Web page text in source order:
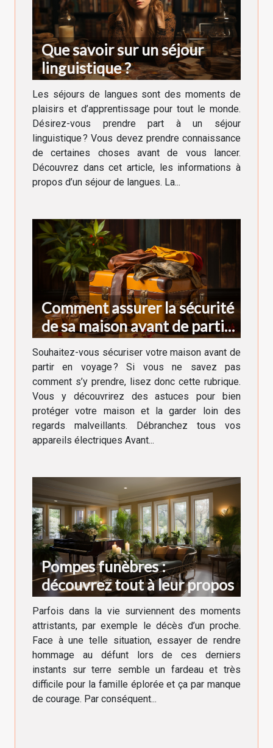
Que savoir sur un séjour
linguistique ?
Les séjours de langues sont des moments de
plaisirs et d’apprentissage pour tout le monde.
Désirez-vous prendre part à un séjour
linguistique ? Vous devez prendre connaissance
de certaines choses avant de vous lancer.
Découvrez dans cet article, les informations à
propos d’un séjour de langues. La...
Comment assurer la sécurité
de sa maison avant de partir
en voyage ?
Souhaitez-vous sécuriser votre maison avant de
partir en voyage ? Si vous ne savez pas
comment s’y prendre, lisez donc cette rubrique.
Vous y découvrirez des astuces pour bien
protéger votre maison et la garder loin des
regards malveillants. Débranchez tous vos
appareils électriques Avant...
Pompes funèbres :
découvrez tout à leur propos
Parfois dans la vie surviennent des moments
attristants, par exemple le décès d’un proche.
Face à une telle situation, essayer de rendre
hommage au défunt lors de ces derniers
instants sur terre semble un fardeau et très
difficile pour la famille éplorée et ça par manque
de courage. Par conséquent...